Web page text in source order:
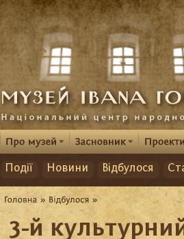
Події Новини Відбулося
3-й